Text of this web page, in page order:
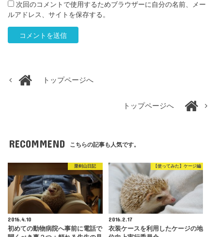
次回のコメントで使用するためブラウザーに自分の名前、メー
ルアドレス、サイトを保存する。
トップページへ
トップページへ
RECOMMEND こちらの記事も人気です。
栗剣山日記
2016.4.10
初めての動物病院へ事前に電話で
【使ってみた】ケージ編
2016.2.17
衣装ケースを利用したケージの地